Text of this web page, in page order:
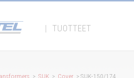
| TUOTTEET
> SUK > Cover > SUK-150/174